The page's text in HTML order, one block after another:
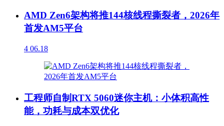
AMD Zen6架构将推144核线程撕裂者，2026年
首发AM5平台
4 06.18
工程师自制RTX 5060迷你主机：小体积高性
能，功耗与成本双优化